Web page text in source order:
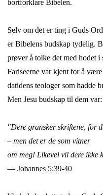
bortforklare Bibelen.
Selv om det er ting i Guds
er Bibelens budskap tydelig.
prøver å tolke det med hodet i
Fariseerne var kjent for å
datidens teologer som hadde
Men Jesu budskap til dem var:
"Dere gransker skriftene, for
– men det er de som vitner
om meg! Likevel vil dere ikke
— Johannes 5:39-40